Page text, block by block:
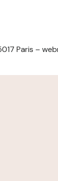
Paris –